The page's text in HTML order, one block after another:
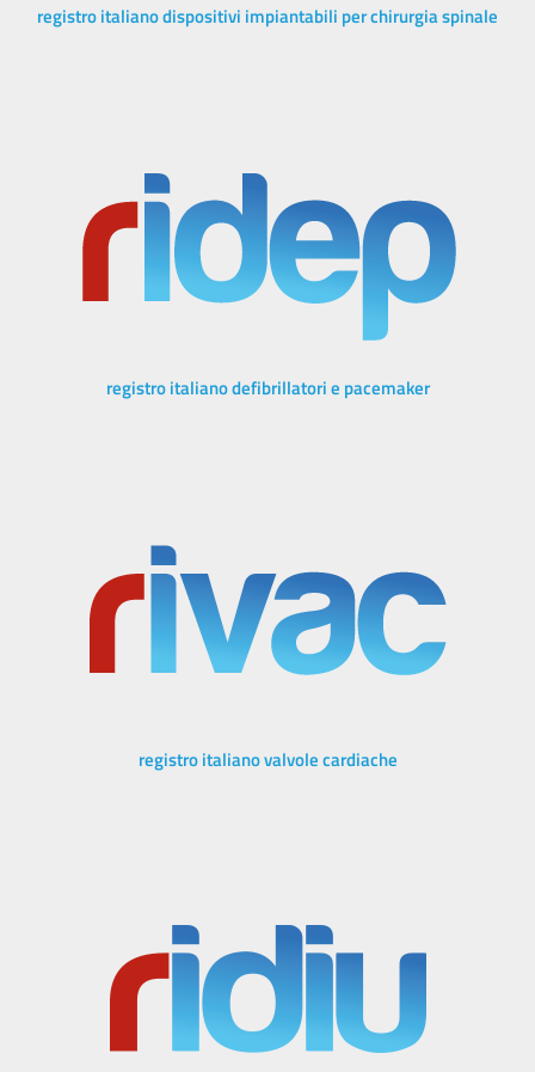
registro italiano dispositivi impiantabili per chirurgia spinale
registro italiano defibrillatori e pacemaker
registro italiano valvole cardiache